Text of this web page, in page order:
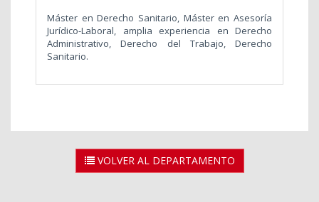
Máster en Derecho Sanitario, Máster en Asesoría
Jurídico-Laboral, amplia experiencia en Derecho
Administrativo, Derecho del Trabajo, Derecho
Sanitario.
VOLVER AL DEPARTAMENTO